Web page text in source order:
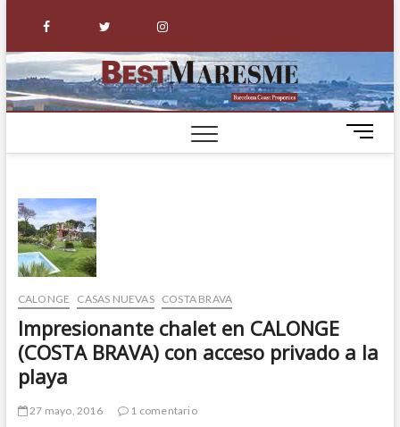
Facebook Twitter Instagram
COMPRAR
CASA EN EL
MARESME
B
o
CALONGE CASAS NUEVAS COSTA BRAVA
Impresionante chalet en CALONGE
(COSTA BRAVA) con acceso privado a la
playa
27 mayo, 2016
1 comentario